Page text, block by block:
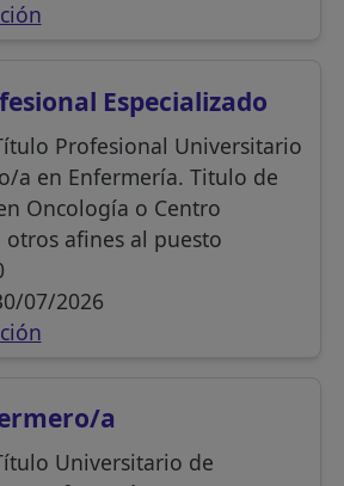
Especializado
Profesional Universitario
a en Enfermería. Titulo de
Oncología o Centro
afines al puesto
07/2026
a
Universitario de